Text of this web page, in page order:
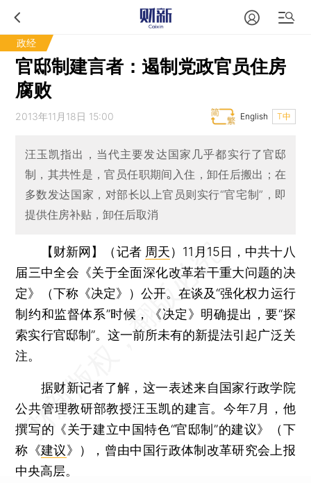
政经
官邸制建言者：遏制党政官员住房
腐败
2013年11月18日 15:00 T中
English
汪玉凯指出，当代主要发达国家几乎都实行了官邸
制，其共性是，官员任职期间入住，卸任后搬出；在
多数发达国家，对部长以上官员则实行“官宅制”，即
提供住房补贴，卸任后取消
【财新网】（记者 周天） 11月15日，中共十八
届三中全会《关于全面深化改革若干重大问题的决
定》（下称《决定》）公开。在谈及“强化权力运行
制约和监督体系”时候，《决定》明确提出，要“探
索实行官邸制”。这一前所未有的新提法引起广泛关
注。
据财新记者了解，这一表述来自国家行政学院
公共管理教研部教授汪玉凯的建言。今年7月，他
撰写的《关于建立中国特色“官邸制”的建议》（下
称《建议》），曾由中国行政体制改革研究会上报
中央高层。